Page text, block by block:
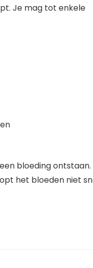
Je mag tot enkele
bloeding ontstaan.
het bloeden niet